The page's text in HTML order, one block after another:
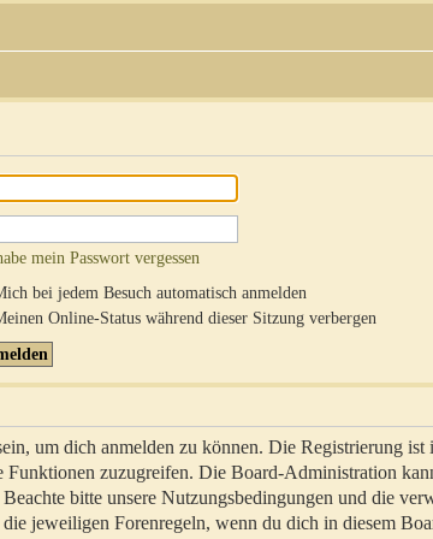
mein Passwort vergessen
bei jedem Besuch automatisch anmelden
Online-Status während dieser Sitzung verbergen
um dich anmelden zu können. Die Registrierung
zuzugreifen. Die Board-Administration
bitte unsere Nutzungsbedingungen und die
jeweiligen Forenregeln, wenn du dich in diesem